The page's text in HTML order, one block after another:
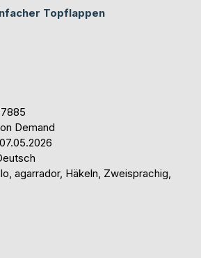
Topflappen
Demand
agarrador, Häkeln, Zweisprachig,